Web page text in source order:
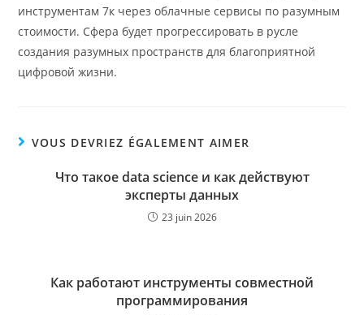
инструментам 7к через облачные сервисы по разумным
стоимости. Сфера будет прогрессировать в русле
создания разумных пространств для благоприятной
цифровой жизни.
VOUS DEVRIEZ ÉGALEMENT AIMER
Что такое data science и как действуют
эксперты данных
23 juin 2026
Как работают инструменты совместной
программирования